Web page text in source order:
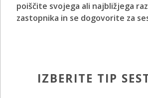
poiščite svojega ali najbližjega
zastopnika in se dogovorite za
IZBERITE TIP